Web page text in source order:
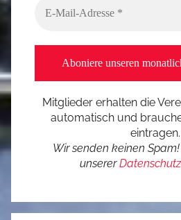
Mitglieder erhalten die
automatisch und
eintragen.
Wir senden keinen
unserer